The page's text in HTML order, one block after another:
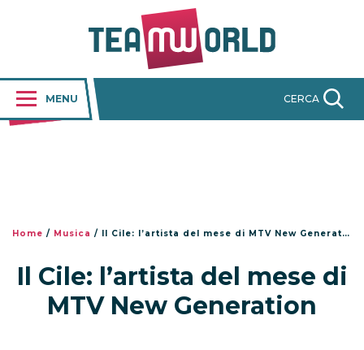
MENU CERCA
Home / Musica / Il Cile: l’artista del mese di MTV New Generation
Il Cile: l’artista del mese di
MTV New Generation